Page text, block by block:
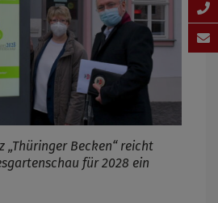
„Thüringer Becken“ reicht
für 2028 ein